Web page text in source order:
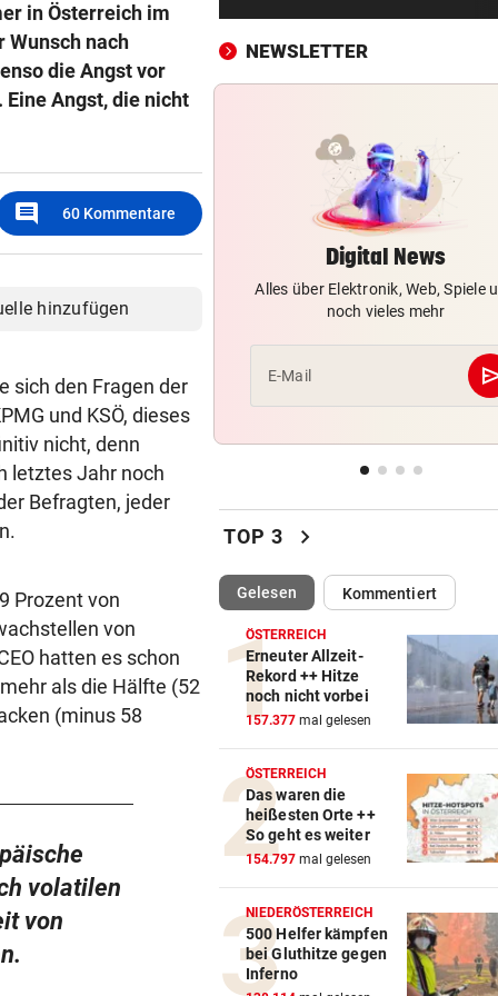
in Österreich im
Wunsch nach
die Angst vor
Angst, die nicht
comment 60 Kommentare
hinzufügen
sich den Fragen der
und KSÖ, dieses
nicht, denn
letztes Jahr noch
Befragten, jeder
Prozent von
von
hatten es schon
als die Hälfte (52
(minus 58
volatilen
von
Skurrilitäten in der Red Bull
häufen sich
WASSERSPRINGEN vor
Lotfi auf Rang 12!
SCHON NÄCHSTE SAISON
F1-Boss verrät: Es wird mehr
Sprintrennen geben
FREISPRÜCHE REGEN AUF vor 3
Katzentöter-Anwalt: „Nie so
Hass begegnet“
vor
über Waffenengpässe
Sieg! Austria stößt die Tür
Play-off weit auf
MITTEN IN HITZEWELLE
Irre! Salzburg – Pafos wegen
Sintflut unterbrochen
RADSPORT vor
Reusser vor Ventoux-Etappe
weiter im Gelben Trikot
KEIN ARSENAL-WECHSEL vor
Vinicius Jr. verlängert bei
Madrid bis 2032
UKRAINISCHER ANGRIFF?
Vor Oman havarierter Tanker:
Ölkatastrophe droht
NEWSLETTER
Digital News
Alles über Elektronik, Web, Spiele
noch vieles mehr
E-Mail
TOP 3 chevron_right
Gelesen(ausgewählt)Kommentiert
ÖSTERREICH
Erneuter Allzeit-
Rekord ++ Hitze
noch nicht vorbei
157.377 mal gelesen
ÖSTERREICH
Das waren die
heißesten Orte ++
So geht es weiter
154.797 mal gelesen
NIEDERÖSTERREICH
500 Helfer kämpfen
bei Gluthitze gegen
Inferno